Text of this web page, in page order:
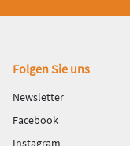
Fußbereich
Folgen Sie uns
Newsletter
Facebook